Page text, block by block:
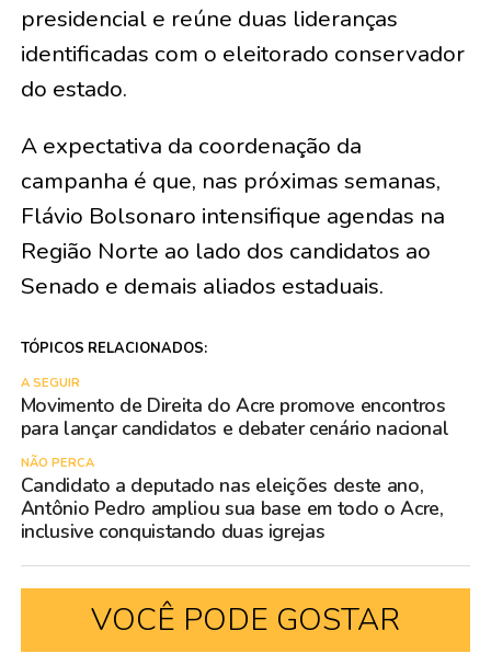
presidencial e reúne duas lideranças
identificadas com o eleitorado conservador
do estado.
A expectativa da coordenação da
campanha é que, nas próximas semanas,
Flávio Bolsonaro intensifique agendas na
Região Norte ao lado dos candidatos ao
Senado e demais aliados estaduais.
TÓPICOS RELACIONADOS:
A SEGUIR
Movimento de Direita do Acre promove encontros
para lançar candidatos e debater cenário nacional
NÃO PERCA
Candidato a deputado nas eleições deste ano,
Antônio Pedro ampliou sua base em todo o Acre,
inclusive conquistando duas igrejas
VOCÊ PODE GOSTAR